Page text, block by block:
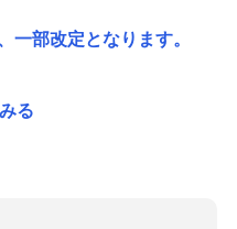
一部改定となります。
る